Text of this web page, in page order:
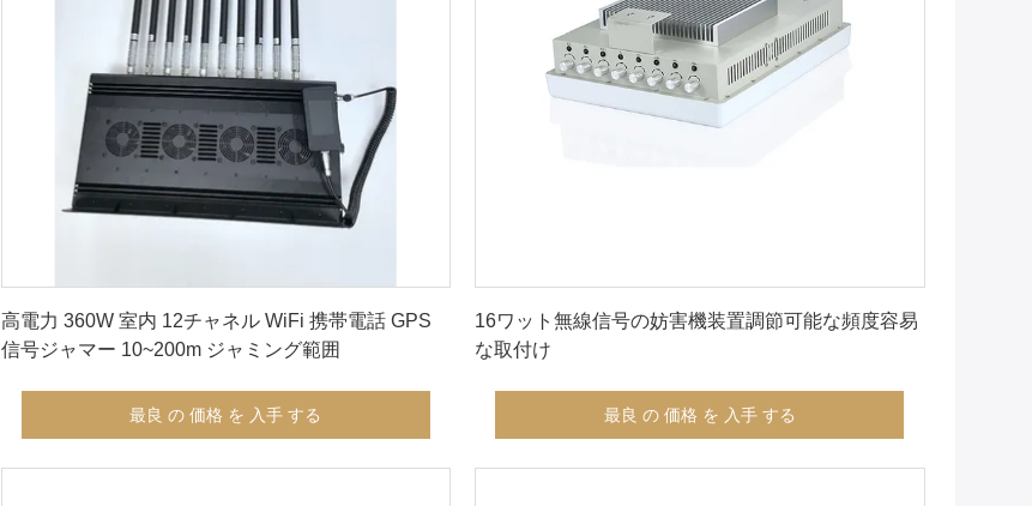
高電力 360W 室内 12チャネル WiFi 携帯電話 GPS
信号ジャマー 10~200m ジャミング範囲
最良 の 価格 を 入手 する
16ワット無線信号の妨害機装置調節可能な頻度容易
な取付け
最良 の 価格 を 入手 する